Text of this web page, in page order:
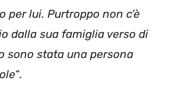
per lui. Purtroppo non c’è
dalla sua famiglia verso di
sono stata una persona
“.